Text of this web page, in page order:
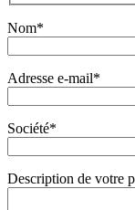
Nom*
Adresse e-mail*
Société*
Description de votre